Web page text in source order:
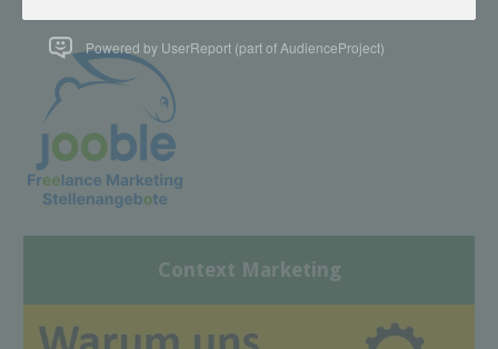
Context Marketing
Powered by UserReport (part of AudienceProject)